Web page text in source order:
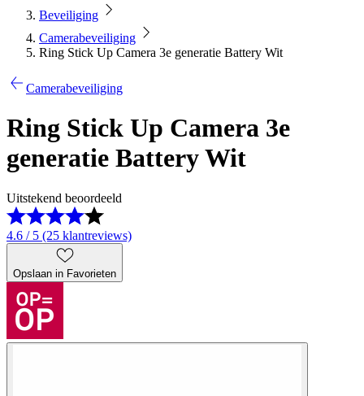
Beveiliging
Camerabeveiliging
Ring Stick Up Camera 3e generatie Battery Wit
Camerabeveiliging
Ring Stick Up Camera 3e
generatie Battery Wit
Uitstekend beoordeeld
4.6 / 5 (25 klantreviews)
Opslaan in Favorieten